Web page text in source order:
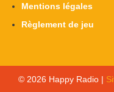
Mentions légales
Règlement de jeu
© 2026 Happy Radio |